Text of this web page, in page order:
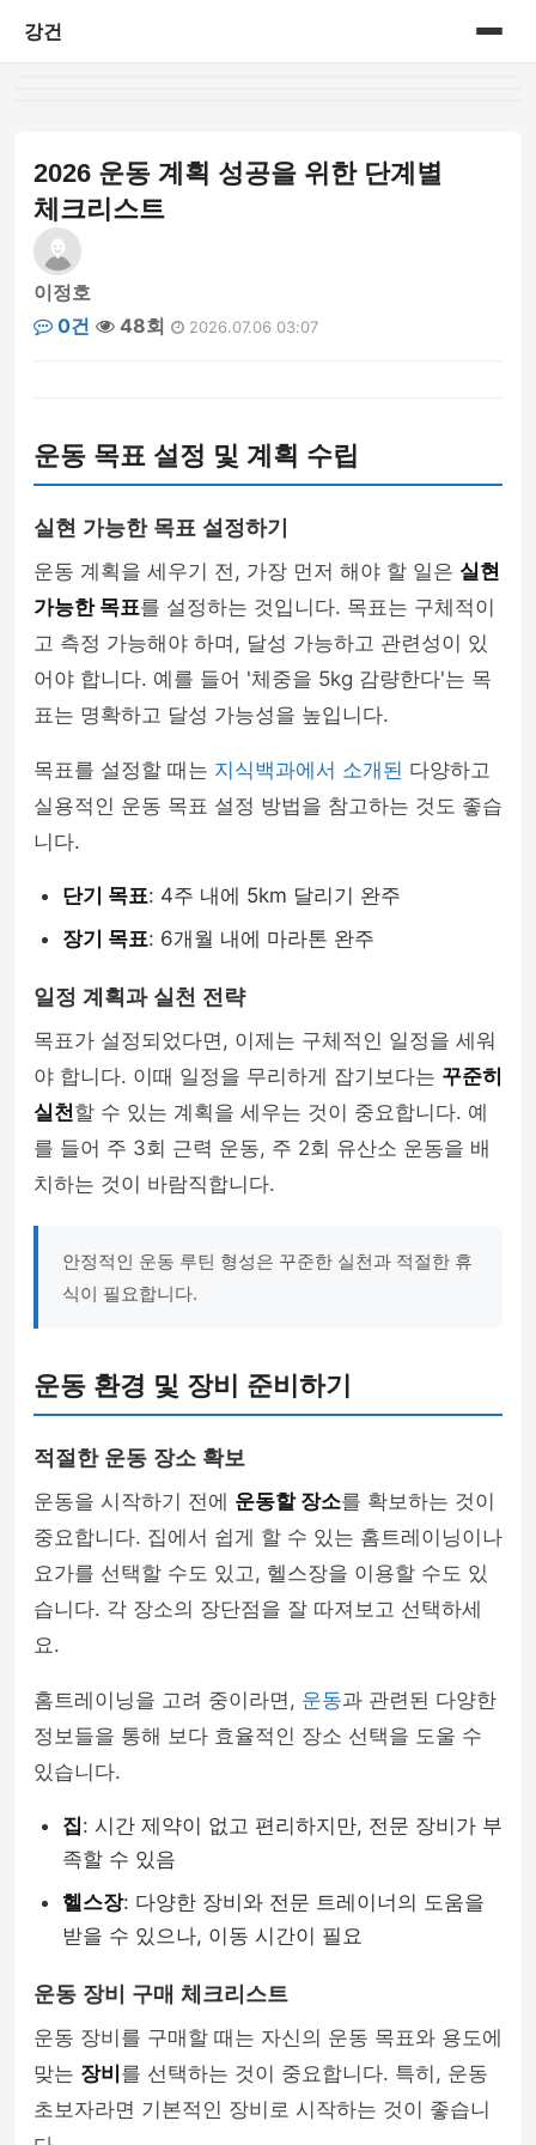
강건
2026 운동 계획 성공을 위한 단계별
체크리스트
이정호
0건
48회 2026.07.06 03:07
운동 목표 설정 및 계획 수립
실현 가능한 목표 설정하기
운동 계획을 세우기 전, 가장 먼저 해야 할 일은 실현
가능한 목표를 설정하는 것입니다. 목표는 구체적이
고 측정 가능해야 하며, 달성 가능하고 관련성이 있
어야 합니다. 예를 들어 '체중을 5kg 감량한다'는 목
표는 명확하고 달성 가능성을 높입니다.
목표를 설정할 때는 지식백과에서 소개된 다양하고
실용적인 운동 목표 설정 방법을 참고하는 것도 좋습
니다.
단기 목표: 4주 내에 5km 달리기 완주
장기 목표: 6개월 내에 마라톤 완주
일정 계획과 실천 전략
목표가 설정되었다면, 이제는 구체적인 일정을 세워
야 합니다. 이때 일정을 무리하게 잡기보다는 꾸준히
실천할 수 있는 계획을 세우는 것이 중요합니다. 예
를 들어 주 3회 근력 운동, 주 2회 유산소 운동을 배
치하는 것이 바람직합니다.
안정적인 운동 루틴 형성은 꾸준한 실천과 적절한 휴
식이 필요합니다.
운동 환경 및 장비 준비하기
적절한 운동 장소 확보
운동을 시작하기 전에 운동할 장소를 확보하는 것이
중요합니다. 집에서 쉽게 할 수 있는 홈트레이닝이나
요가를 선택할 수도 있고, 헬스장을 이용할 수도 있
습니다. 각 장소의 장단점을 잘 따져보고 선택하세
요.
홈트레이닝을 고려 중이라면, 운동과 관련된 다양한
정보들을 통해 보다 효율적인 장소 선택을 도울 수
있습니다.
집: 시간 제약이 없고 편리하지만, 전문 장비가 부
족할 수 있음
헬스장: 다양한 장비와 전문 트레이너의 도움을
받을 수 있으나, 이동 시간이 필요
운동 장비 구매 체크리스트
운동 장비를 구매할 때는 자신의 운동 목표와 용도에
맞는 장비 를 선택하는 것이 중요합니다. 특히, 운동
초보자라면 기본적인 장비로 시작하는 것이 좋습니